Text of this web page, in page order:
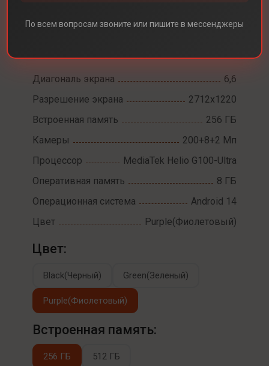
Xiaomi Redmi Note 14
Диагональ экрана
6,6
Разрешение экрана
2712x1220
Встроенная память
256 ГБ
Камеры
200+8+2 Мп
Процессор
MediaTek Helio G100-Ultra
Оперативная память
8 ГБ
Операционная система
Android 14
Цвет
Purple(Фиолетовый)
Цвет:
Black(Черный) Green(Зеленый)
Purple(Фиолетовый)
Встроенная память:
256 ГБ 512 ГБ
По всем вопросам звоните или пишите в мессенджеры